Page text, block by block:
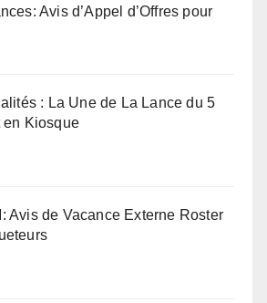
Avis d’Appel d’Offres pour
: La Une de La Lance du 5
en Kiosque
Avis de Vacance Externe Roster